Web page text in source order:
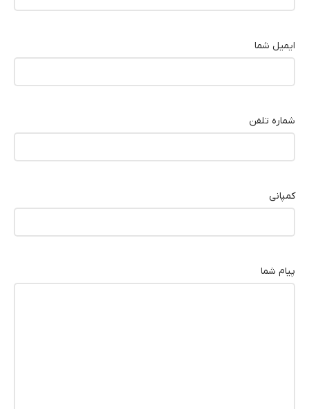
ایمیل شما
شماره تلفن
کمپانی
پیام شما